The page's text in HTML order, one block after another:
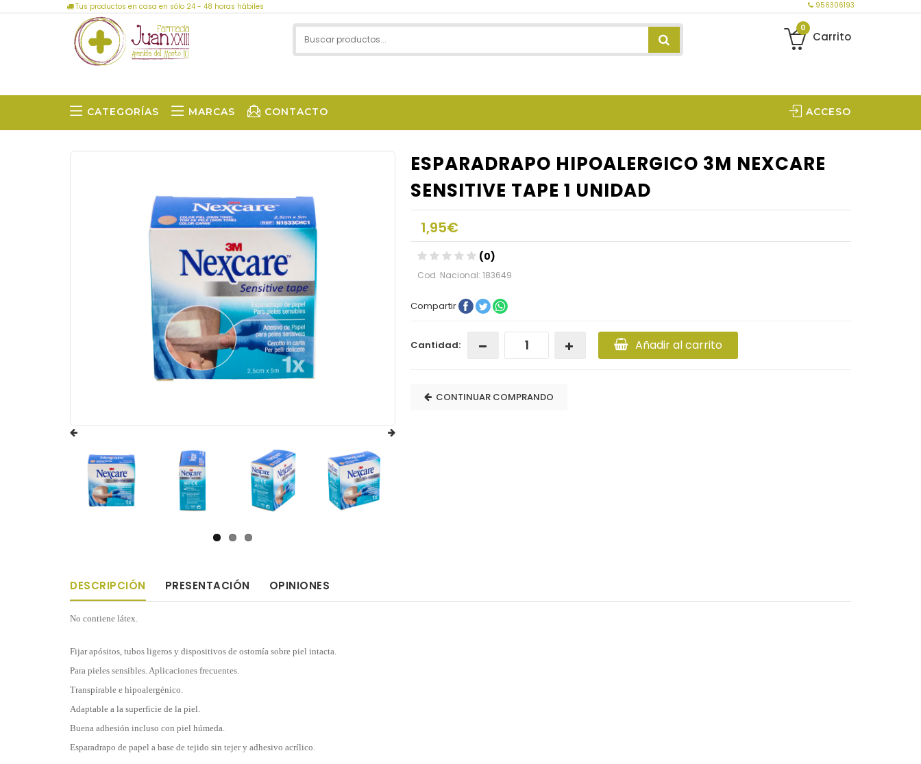
Tus productos en casa en sólo 24 - 48 horas hábiles 956306193
0
Carrito
CATEGORÍAS MARCAS CONTACTO ACCESO
ESPARADRAPO HIPOALERGICO 3M NEXCARE
SENSITIVE TAPE 1 UNIDAD
1,95€
(0)
Cod. Nacional: 183649
Compartir
Cantidad: Añadir al carrito
CONTINUAR COMPRANDO
DESCRIPCIÓN PRESENTACIÓN OPINIONES
No contiene látex.
Fijar apósitos, tubos ligeros y dispositivos de ostomía sobre piel intacta.
Para pieles sensibles. Aplicaciones frecuentes.
Transpirable e hipoalergénico.
Adaptable a la superficie de la piel.
Buena adhesión incluso con piel húmeda.
Esparadrapo de papel a base de tejido sin tejer y adhesivo acrílico.